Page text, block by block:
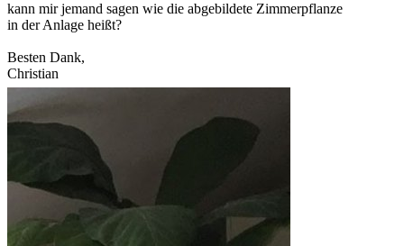
kann mir jemand sagen wie die abgebildete Zimmerpflanze
in der Anlage heißt?
Besten Dank,
Christian